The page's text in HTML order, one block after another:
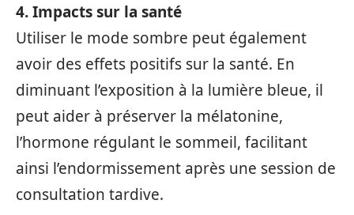
4. Impacts sur la santé
Utiliser le mode sombre peut également
avoir des effets positifs sur la santé. En
diminuant l’exposition à la lumière bleue, il
peut aider à préserver la mélatonine,
l’hormone régulant le sommeil, facilitant
ainsi l’endormissement après une session de
consultation tardive.